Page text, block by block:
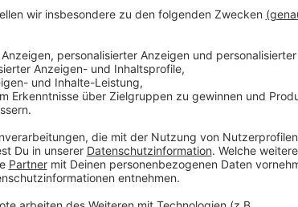
Adi Hütter
Trainingsauftakt
Anzeige